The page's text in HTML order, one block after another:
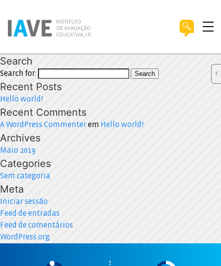
Search
Search for: Search
Recent Posts
Hello world!
Recent Comments
A WordPress Commenterem Hello world!
Archives
Maio 2019
Categories
Sem categoria
Meta
Iniciar sessão
Feed de entradas
Feed de comentários
WordPress.org